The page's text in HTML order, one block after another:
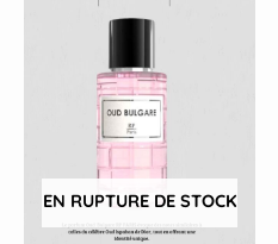
EN RUPTURE DE STOCK